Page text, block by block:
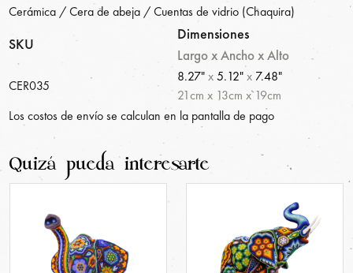
Cerámica / Cera de abeja / Cuentas de vidrio (Chaquira)
SKU
Dimensiones
Largo x Ancho x Alto
CER035
8.27"x5.12"x 7.48"
21cm x 13cm x19cm
Los costos de envío se calculan en la pantalla de pago
Quizá pueda interesarte